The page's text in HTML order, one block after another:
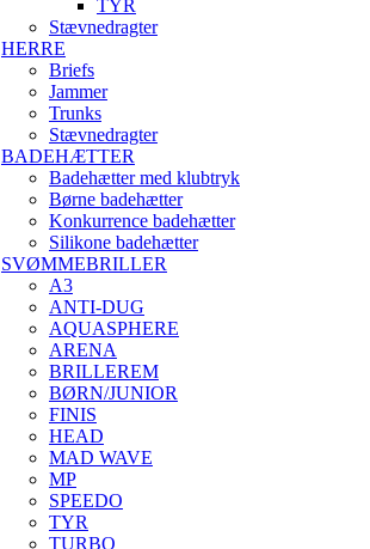
TYR
Stævnedragter
HERRE
Briefs
Jammer
Trunks
Stævnedragter
BADEHÆTTER
Badehætter med klubtryk
Børne badehætter
Konkurrence badehætter
Silikone badehætter
SVØMMEBRILLER
A3
ANTI-DUG
AQUASPHERE
ARENA
BRILLEREM
BØRN/JUNIOR
FINIS
HEAD
MAD WAVE
MP
SPEEDO
TYR
TURBO